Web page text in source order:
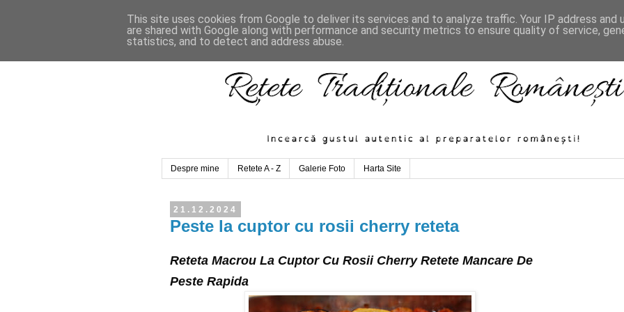
Despre mine Retete A - Z Galerie Foto Harta Site
21.12.2024
Peste la cuptor cu rosii cherry reteta
Reteta Macrou La Cuptor Cu Rosii Cherry Retete Mancare De
Peste Rapida
This site uses cookies from Google to deliver its services and to analyze traffic. Your IP address and
are shared with Google along with performance and security metrics to ensure quality of service,
statistics, and to detect and address abuse.